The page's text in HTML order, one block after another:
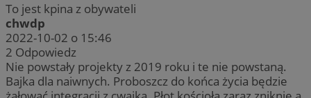
To jest kpina z obywateli
chwdp
2022-10-02 o 15:46
2 Odpowiedz
Nie powstały projekty z 2019 roku i te nie powstaną.
Bajka dla naiwnych. Proboszcz do końca życia będzie